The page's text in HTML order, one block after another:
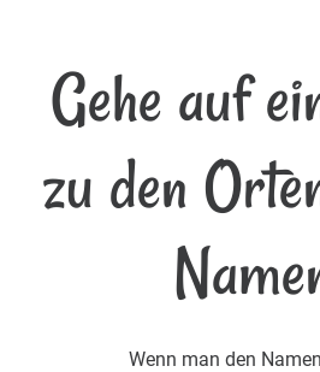
Gehe auf
zu den
Wenn man den